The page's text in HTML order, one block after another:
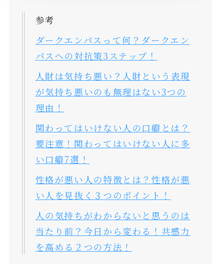
参考
ダークエンパスって何？ダークエン
パスへの対抗策3ステップ！
人財は気持ち悪い？人財という表現
が気持ち悪いのも無理はない3つの
理由！
関わってはいけない人の口癖とは？
要注意！関わってはいけない人に多
い口癖7選！
性格が悪い人の特徴とは？性格が悪
い人を見抜く３つのポイント！
人の気持ちがわからないと思うのは
当たり前？今日から変わる！共感力
を高める２つの方法！